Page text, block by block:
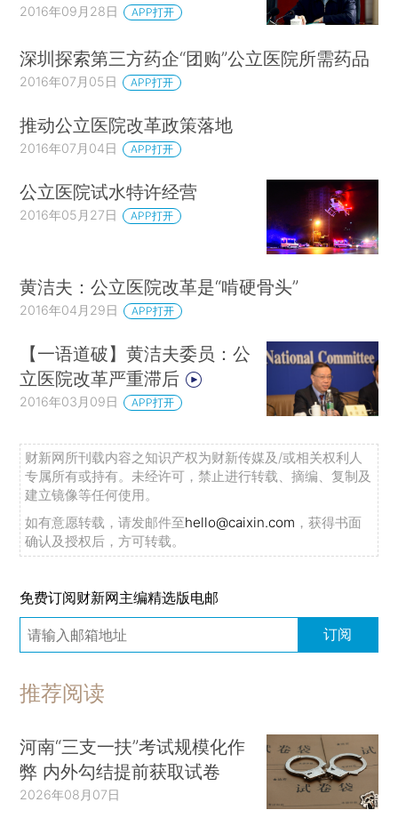
2016年09月28日 APP打开
深圳探索第三方药企“团购”公立医院所需药品
2016年07月05日 APP打开
推动公立医院改革政策落地
2016年07月04日 APP打开
公立医院试水特许经营
2016年05月27日 APP打开
黄洁夫：公立医院改革是“啃硬骨头”
2016年04月29日 APP打开
【一语道破】黄洁夫委员：公
立医院改革严重滞后
2016年03月09日 APP打开
财新网所刊载内容之知识产权为财新传媒及/或相关权利人
专属所有或持有。未经许可，禁止进行转载、摘编、复制及
建立镜像等任何使用。
如有意愿转载，请发邮件至hello@caixin.com ，获得书面
确认及授权后，方可转载。
免费订阅财新网主编精选版电邮
订阅
推荐阅读
河南“三支一扶”考试规模化作
弊 内外勾结提前获取试卷
2026年08月07日